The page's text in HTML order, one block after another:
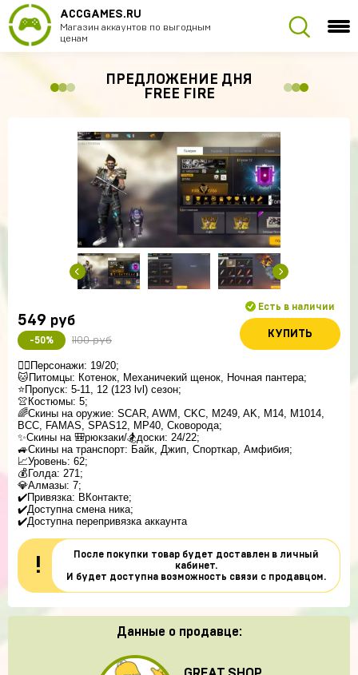
ACCGAMES.RU
Магазин аккаунтов по выгодным
ценам
ПРЕДЛОЖЕНИЕ ДНЯ
FREE FIRE
549 руб
-50% 1100 руб
Есть в наличии
КУПИТЬ
🚶‍♂️Персонажи: 19/20;
🐱Питомцы: Котенок, Механичекий щенок, Ночная пантера;
⭐️Пропуск: 5-11, 12 (123 lvl) сезон;
👚Костюмы: 5;
🌈Скины на оружие: SCAR, AWM, CKC, M249, AK, M14, M1014,
BCC, FAMAS, SPAS12, MP40, Сковорода;
✨Скины на 🎒рюкзаки/🏂доски: 24/22;
🚙Скины на транспорт: Байк, Джип, Спорткар, Амфибия;
📈Уровень: 62;
💰Голда: 271;
💎Алмазы: 7;
✔️Привязка: ВКонтакте;
✔️Доступна смена ника;
✔️Доступна перепривязка аккаунта
!
После покупки товар будет доставлен в личный
кабинет.
И будет доступна возможность связи с продавцом.
Данные о продавце: